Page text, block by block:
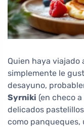
Quien haya viajado
simplemente le
desayuno,
Syrniki (en checo
delicados
como panqueques,